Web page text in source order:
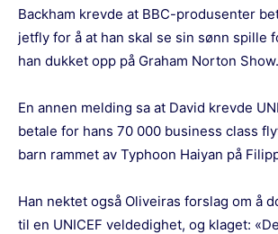
Backham krevde at BBC-produsenter
jetfly for å at han skal se sin sønn spille
han dukket opp på Graham Norton Show.
En annen melding sa at David krevde
betale for hans 70 000 business class
barn rammet av Typhoon Haiyan på
Han nektet også Oliveiras forslag om å
til en UNICEF veldedighet, og klaget: